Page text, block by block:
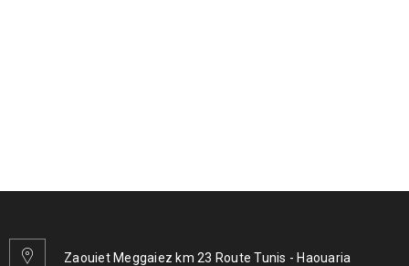
Zaouiet Meggaiez km 23 Route Tunis - Haouaria